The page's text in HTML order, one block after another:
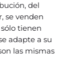
del
se venden
tienen
adapte a su
las mismas